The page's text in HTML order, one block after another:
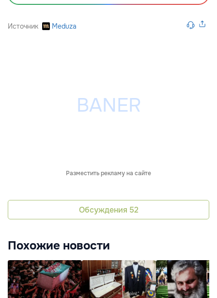
Источник Meduza
Разместить рекламу на сайте
Обсуждения 52
Похожие новости